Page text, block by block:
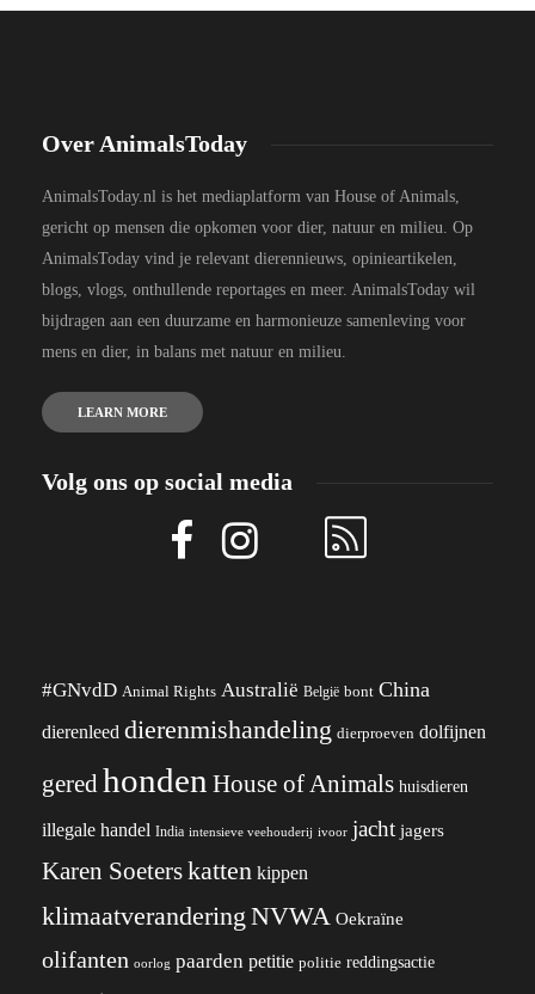
Over AnimalsToday
AnimalsToday.nl is het mediaplatform van House of Animals,
gericht op mensen die opkomen voor dier, natuur en milieu. Op
AnimalsToday vind je relevant dierennieuws, opinieartikelen,
blogs, vlogs, onthullende reportages en meer. AnimalsToday wil
bijdragen aan een duurzame en harmonieuze samenleving voor
mens en dier, in balans met natuur en milieu.
LEARN MORE
Volg ons op social media
#GNvdD Animal Rights Australië België bont China
dierenleed dierenmishandeling dierproeven dolfijnen
geredhonden House of Animals huisdieren
illegale handel India intensieve veehouderij ivoor jacht jagers
Karen Soeterskatten kippen
klimaatverandering NVWA Oekraïne
olifanten oorlog paarden petitie politie reddingsactie